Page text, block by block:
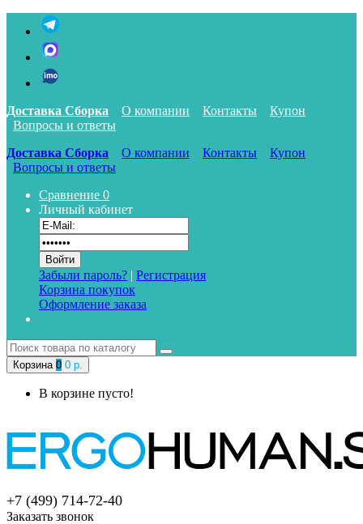
Доставка Сборка О компании Контакты
Купон
Вопросы и ответы
Доставка Сборка
О компании Контакты
Купон
Вопросы и ответы
Сравнение 0
Личный кабинет
Забыли пароль? | Регистрация
Корзина покупок
Оформление заказа
Корзина 0 0 р.
В корзине пусто!
+7 (499) 714-72-40
Заказать звонок